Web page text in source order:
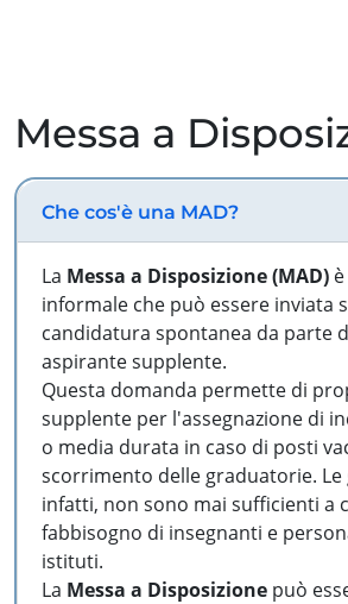
Messa a
Che cos'è una MAD?
La Messa a Disposizione (MAD)
informale che può essere inviata
candidatura spontanea da parte
aspirante supplente.
Questa domanda permette di
supplente per l'assegnazione di
o media durata in caso di posti
scorrimento delle graduatorie.
infatti, non sono mai sufficienti a
fabbisogno di insegnanti e
istituti.
La Messa a Disposizione può